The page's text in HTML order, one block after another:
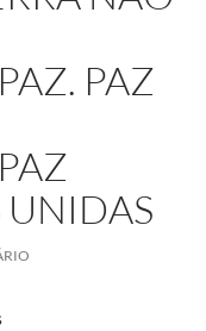
PAZ
UNIDAS